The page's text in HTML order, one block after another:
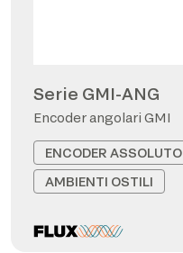
Serie GMI-ANG
Encoder angolari GMI
ENCODER ASSOLUTO
AMBIENTI OSTILI